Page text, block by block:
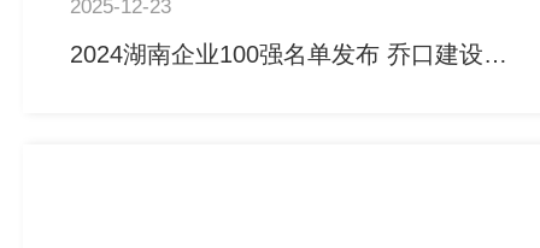
2025-12-23
2024湖南企业100强名单发布 乔口建设以品质实力再登榜单